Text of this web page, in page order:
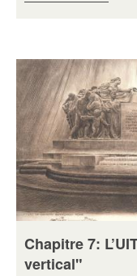
Chapitre 7:
vertical"